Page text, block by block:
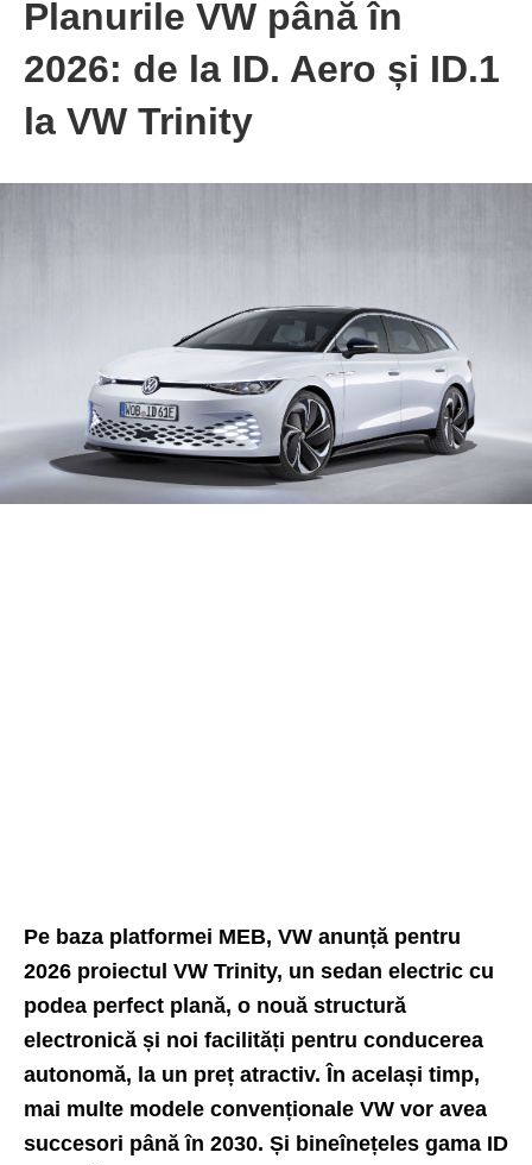
Planurile VW până în
2026: de la ID. Aero și ID.1
la VW Trinity
Pe baza platformei MEB, VW anunță pentru
2026 proiectul VW Trinity, un sedan electric cu
podea perfect plană, o nouă structură
electronică și noi facilități pentru conducerea
autonomă, la un preț atractiv. În același timp,
mai multe modele convenționale VW vor avea
succesori până în 2030. Și bineînețeles gama ID